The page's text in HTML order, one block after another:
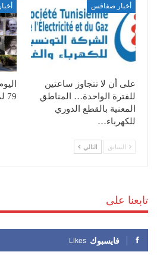
أخبار صفاقس
على أن لا تتجاوز ساعتين
للفترة الواحدة… المناطق
المعنية بالقطع الدوري
للكهرباء…
79 لمعركة 5 أوت
السابق التالي
تابعنا على
فايسبوك Likes